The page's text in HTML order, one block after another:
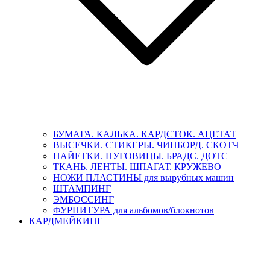
БУМАГА. КАЛЬКА. КАРДСТОК. АЦЕТАТ
ВЫСЕЧКИ. СТИКЕРЫ. ЧИПБОРД. СКОТЧ
ПАЙЕТКИ. ПУГОВИЦЫ. БРАДС. ДОТС
ТКАНЬ. ЛЕНТЫ. ШПАГАТ. КРУЖЕВО
НОЖИ ПЛАСТИНЫ для вырубных машин
ШТАМПИНГ
ЭМБОССИНГ
ФУРНИТУРА для альбомов/блокнотов
КАРДМЕЙКИНГ